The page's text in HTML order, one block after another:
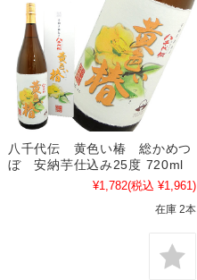
八千代伝 黄色い椿 総かめつ
ぼ 安納芋仕込み25度 720ml
¥1,782(税込 ¥1,961)
在庫 2本